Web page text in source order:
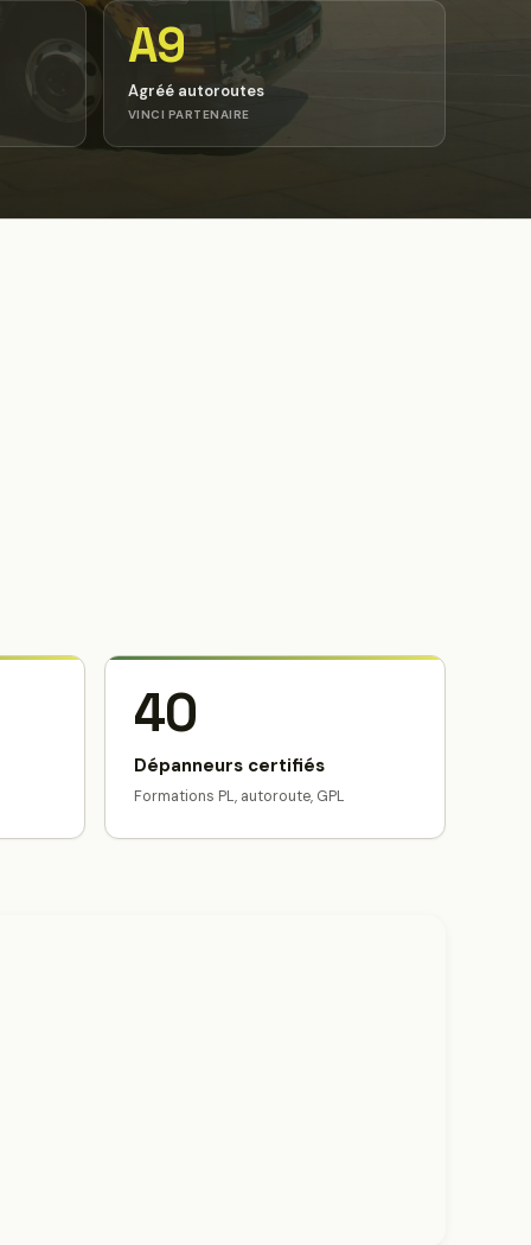
A9
Agréé autoroutes
VINCI PARTENAIRE
40
Dépanneurs certifiés
Formations PL, autoroute, GPL